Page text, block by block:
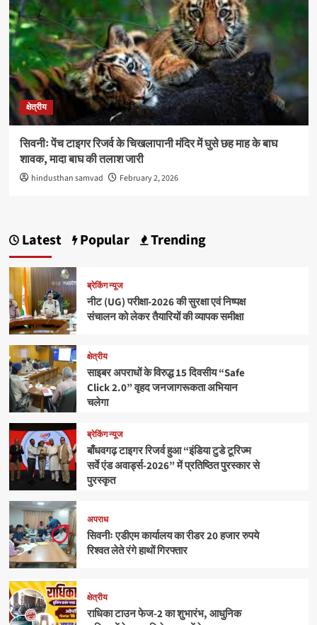
क्षेत्रीय
सिवनीः पेंच टाइगर रिजर्व के चिखलापानी मंदिर में घुसे छह माह के बाघ
शावक, मादा बाघ की तलाश जारी
hindusthan samvad February 2, 2026
Latest Popular Trending
ब्रेकिंग न्यूज
नीट (UG) परीक्षा-2026 की सुरक्षा एवं निष्पक्ष
संचालन को लेकर तैयारियों की व्यापक समीक्षा
क्षेत्रीय
साइबर अपराधों के विरुद्ध 15 दिवसीय “Safe
Click 2.0” वृहद जनजागरूकता अभियान
चलेगा
ब्रेकिंग न्यूज
बाँधवगढ़ टाइगर रिजर्व हुआ “इंडिया टुडे टूरिज्म
सर्वे एंड अवार्ड्स-2026” में प्रतिष्ठित पुरस्कार से
पुरस्कृत
अपराध
सिवनीः एडीएम कार्यालय का रीडर 20 हजार रुपये
रिश्वत लेते रंगे हाथों गिरफ्तार
क्षेत्रीय
राधिका टाउन फेज-2 का शुभारंभ, आधुनिक